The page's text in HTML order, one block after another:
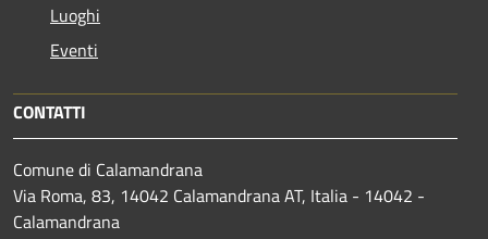
Luoghi
Eventi
CONTATTI
Comune di Calamandrana
Via Roma, 83, 14042 Calamandrana AT, Italia - 14042 -
Calamandrana